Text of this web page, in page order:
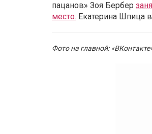
пацанов» Зоя Бербер
место. Екатерина Шпица
Фото на главной: